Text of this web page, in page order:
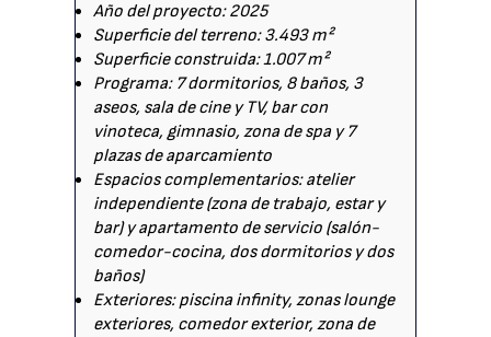
Año del proyecto: 2025
Superficie del terreno: 3.493 m²
Superficie construida: 1.007 m²
Programa: 7 dormitorios, 8 baños, 3
aseos, sala de cine y TV, bar con
vinoteca, gimnasio, zona de spa y 7
plazas de aparcamiento
Espacios complementarios: atelier
independiente (zona de trabajo, estar y
bar) y apartamento de servicio (salón-
comedor-cocina, dos dormitorios y dos
baños)
Exteriores: piscina infinity, zonas lounge
exteriores, comedor exterior, zona de